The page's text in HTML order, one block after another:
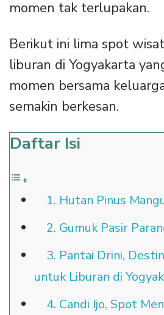
momen tak terlupakan.
Berikut ini lima spot
liburan di Yogyakarta
momen bersama
semakin berkesan.
Daftar Isi
1. Hutan Pinus
2. Gumuk Pasir
3. Pantai Drini,
untuk Liburan di
4. Candi Ijo, Spot